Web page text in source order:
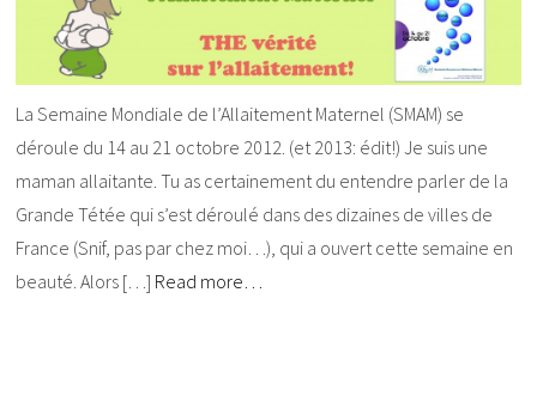
La Semaine Mondiale de l’Allaitement Maternel (SMAM) se
déroule du 14 au 21 octobre 2012. (et 2013: édit!) Je suis une
maman allaitante. Tu as certainement du entendre parler de la
Grande Tétée qui s’est déroulé dans des dizaines de villes de
France (Snif, pas par chez moi…), qui a ouvert cette semaine en
beauté. Alors […] Read more…